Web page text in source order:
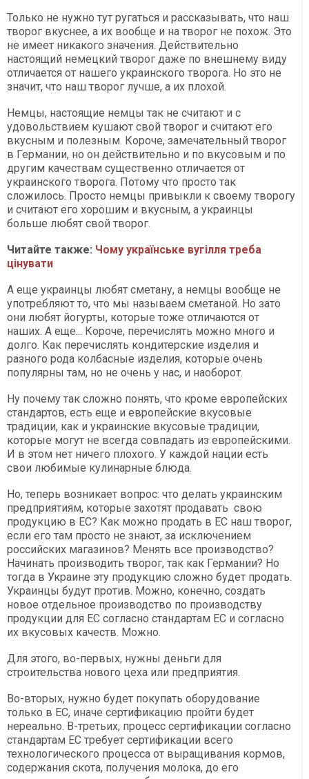
Только не нужно тут ругаться и рассказывать, что наш
творог вкуснее, а их вообще и на творог не похож. Это
не имеет никакого значения. Действительно
настоящий немецкий творог даже по внешнему виду
отличается от нашего украинского творога. Но это не
значит, что наш творог лучше, а их плохой.
Немцы, настоящие немцы так не считают и с
удовольствием кушают свой творог и считают его
вкусным и полезным. Короче, замечательный творог
в Германии, но он действительно и по вкусовым и по
другим качествам существенно отличается от
украинского творога. Потому что просто так
сложилось. Просто немцы привыкли к своему творогу
и считают его хорошим и вкусным, а украинцы
больше любят свой творог.
Читайте также: Чому українське вугілля треба
цінувати
А еще украинцы любят сметану, а немцы вообще не
употребляют то, что мы называем сметаной. Но зато
они любят йогурты, которые тоже отличаются от
наших. А еще... Короче, перечислять можно много и
долго. Как перечислять кондитерские изделия и
разного рода колбасные изделия, которые очень
популярны там, но не очень у нас, и наоборот.
Ну почему так сложно понять, что кроме европейских
стандартов, есть еще и европейские вкусовые
традиции, как и украинские вкусовые традиции,
которые могут не всегда совпадать из европейскими.
И в этом нет ничего плохого. У каждой нации есть
свои любимые кулинарные блюда.
Но, теперь возникает вопрос: что делать украинским
предприятиям, которые захотят продавать свою
продукцию в ЕС? Как можно продать в ЕС наш творог,
если его там просто не знают, за исключением
российских магазинов? Менять все производство?
Начинать производить творог, так как Германии? Но
тогда в Украине эту продукцию сложно будет продать.
Украинцы будут против. Можно, конечно, создать
новое отдельное производство по производству
продукции для ЕС согласно стандартам ЕС и согласно
их вкусовых качеств. Можно.
Для этого, во-первых, нужны деньги для
строительства нового цеха или предприятия.
Во-вторых, нужно будет покупать оборудование
только в ЕС, иначе сертификацию пройти будет
нереально. В-третьих, процесс сертификации согласно
стандартам ЕС требует сертификации всего
технологического процесса от выращивания кормов,
содержания скота, получения молока, до его